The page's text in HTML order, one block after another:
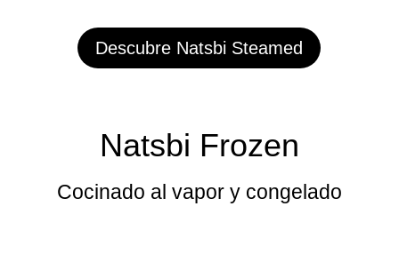
Descubre Natsbi Steamed
Natsbi Frozen
Cocinado al vapor y congelado